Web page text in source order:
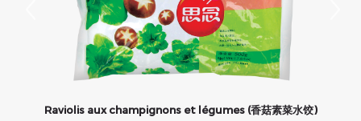
Raviolis aux champignons et légumes (香菇素菜水饺)